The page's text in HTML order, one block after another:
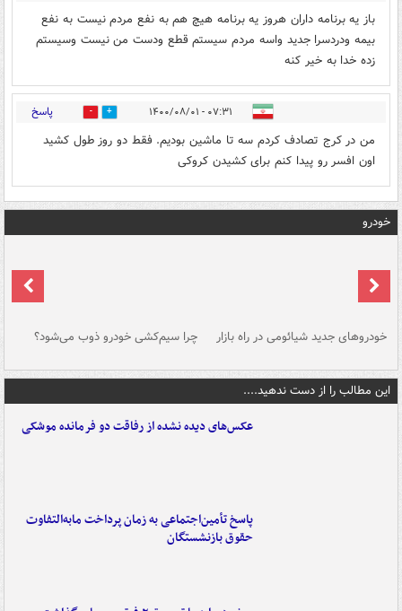
باز یه برنامه داران هروز یه برنامه هیچ هم به نفع مردم نیست به نفع
بیمه ودردسرا جدید واسه مردم سیستم قطع ودست من نیست وسیستم
زده خدا به خیر کنه
۰۷:۳۱ - ۱۴۰۰/۰۸/۰۱ 0 پاسخ
من در کرج تصادف کردم سه تا ماشین بودیم. فقط دو روز طول کشید
اون افسر رو پیدا کنم برای کشیدن کروکی
خودرو
خودروهای جدید شیائومی در راه بازار چرا سیم‌کشی خودرو ذوب می‌شود؟
این مطالب را از دست ندهید....
عکس‌های دیده نشده از رفاقت دو فرمانده‌ موشکی
پاسخ تأمین‌اجتماعی به زمان پرداخت مابه‌التفاوت
حقوق بازنشستگان